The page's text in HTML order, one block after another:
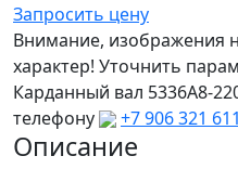
Запросить цену
Внимание, изображения
характер! Уточнить
Карданный вал 5336A8-
телефону
+7 906 321
Описание